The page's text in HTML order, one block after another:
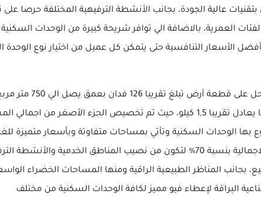
عالية الجودة، بجانب الأنشطة الترفيهية المختلفة حرصا على
العمرية، بالاضافة الي توافر شريحة كبيرة من الوحدات السكنية
الأسعار التنافسية حتى يتمكن كل عميل من اختيار نوع الوحدة
ولذلك تم تشيد قرية الامارات هايتس الساحل على قطعة أرض تبلغ
طول شاطئ يبلغ حوالي 1500 متر مربع أي ما يعادل تقريبا 1,5 كيلو، حيث تم تخصيص الجزء الأصغر من
تتنوع بها الوحدات السكنية وتأتي بمساحات متفاوتة وبأسعار متميزة
كما تم تخصيص الجزء الأكبر من المساحة الاجمالية بنسبة 70% لتكون من نصيب المناطق الخدمية
بجانب المناظر الطبيعية الراقية ومنها المساحات الخضراء
البراقة لإعطاء فيو مميز لكافة الوحدات السكنية من مختلف